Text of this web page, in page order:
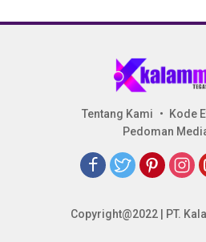
Tentang Kami Kode
Pedoman
Copyright@2022 | PT.